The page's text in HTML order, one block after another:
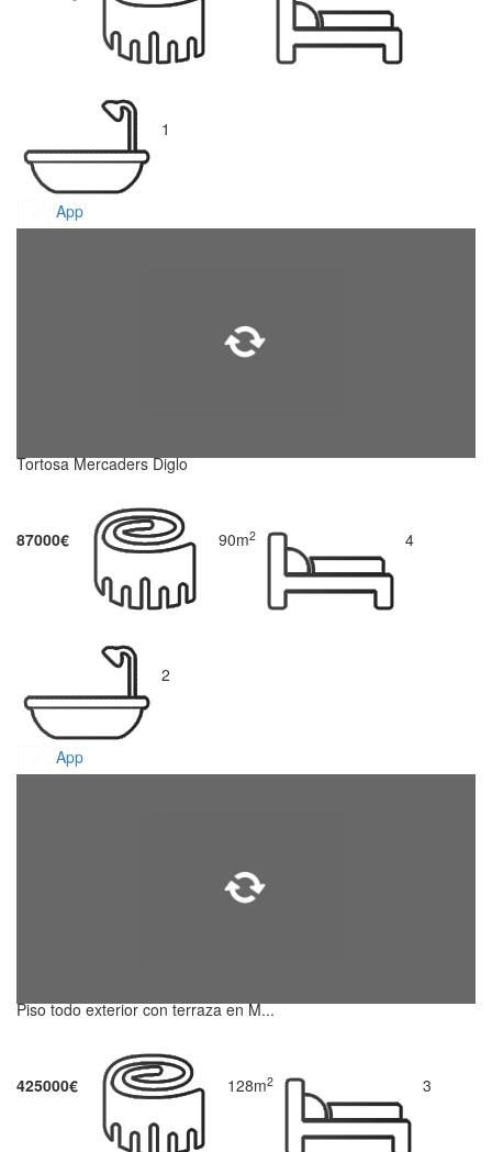
1
App
Tortosa Mercaders Diglo
87000€ 90m2 4
2
App
Piso todo exterior con terraza en M...
425000€ 128m2 3